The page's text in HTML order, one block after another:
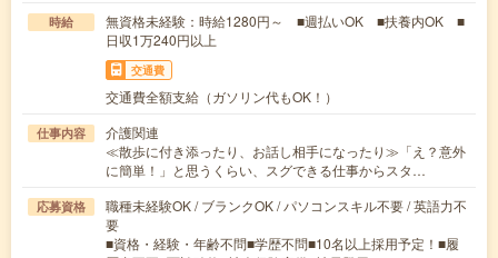
時給
無資格未経験：時給1280円～ ■週払いOK ■扶養内OK ■
日収1万240円以上
交通費
交通費全額支給（ガソリン代もOK！）
仕事内容
介護関連
≪散歩に付き添ったり、お話し相手になったり≫「え？意外
に簡単！」と思うくらい、スグできる仕事からスタ…
応募資格
職種未経験OK / ブランクOK / パソコンスキル不要 / 英語力不
要
■資格・経験・年齢不問■学歴不問■10名以上採用予定！■履